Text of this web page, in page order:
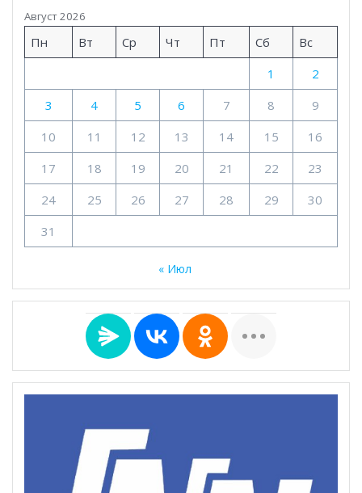
Август 2026
Пн Вт Ср Чт Пт Сб
Вс
1
2
3
4 5 6 7 8
9
10
11 12 13 14 15
16
17
18 19 20 21 22
23
24
25 26 27 28 29
30
31
« Июл